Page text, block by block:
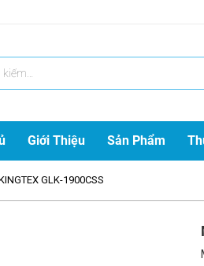
Giới Thiệu Sản Phẩm
GLK-1900CSS